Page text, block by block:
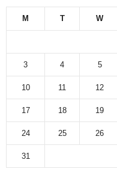
M T W
3 4 5
10 11 12
17 18 19
24 25 26
31